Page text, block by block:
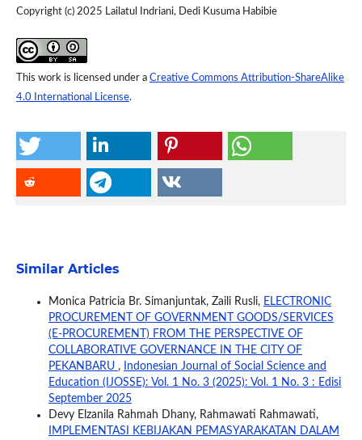
Copyright (c) 2025 Lailatul Indriani, Dedi Kusuma Habibie
This work is licensed under a Creative Commons Attribution-ShareAlike
4.0 International License.
Similar Articles
Monica Patricia Br. Simanjuntak, Zaili Rusli, ELECTRONIC
PROCUREMENT OF GOVERNMENT GOODS/SERVICES
(E-PROCUREMENT) FROM THE PERSPECTIVE OF
COLLABORATIVE GOVERNANCE IN THE CITY OF
PEKANBARU ,
Indonesian Journal of Social Science and
Education (IJOSSE): Vol. 1 No. 3 (2025): Vol. 1 No. 3 : Edisi
September 2025
Devy Elzanila Rahmah Dhany, Rahmawati Rahmawati,
IMPLEMENTASI KEBIJAKAN PEMASYARAKATAN DALAM